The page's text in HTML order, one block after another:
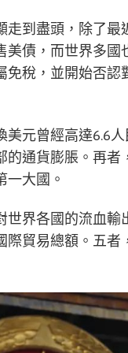
走到盡頭，除了
美債，而世界多
免稅，並開始否
美元曾經高達6.6
通貨膨脹。再者
一大國。
世界各國的流血
際貿易總額。五